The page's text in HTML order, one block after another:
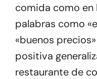
comida como en
palabras como
«buenos
positiva
restaurante de